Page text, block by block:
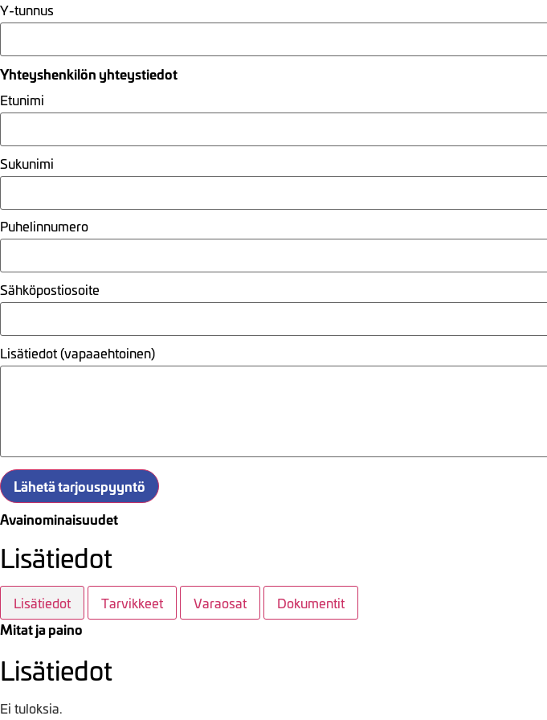
Y-tunnus
Yhteyshenkilön yhteystiedot
Etunimi
Sukunimi
Puhelinnumero
Sähköpostiosoite
Lisätiedot (vapaaehtoinen)
Lähetä tarjouspyyntö
Avainominaisuudet
Lisätiedot
Lisätiedot Tarvikkeet Varaosat Dokumentit
Mitat ja paino
Lisätiedot
Ei tuloksia.